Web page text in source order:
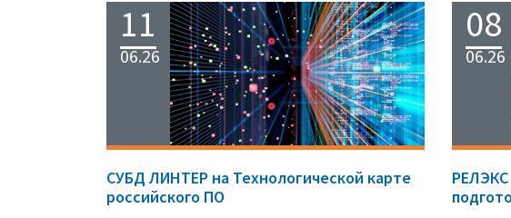
11
06.26
СУБД ЛИНТЕР на Технологической карте
российского ПО
08
06.26